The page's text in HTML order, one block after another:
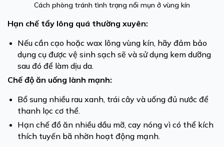
Cách phòng tránh tình trạng nổi mụn ở vùng kín
Hạn chế tẩy lông quá thường xuyên:
Nếu cần cạo hoặc wax lông vùng kín, hãy đảm bảo
dụng cụ được vệ sinh sạch sẽ và sử dụng kem dưỡng
sau đó để làm dịu da.
Chế độ ăn uống lành mạnh:
Bổ sung nhiều rau xanh, trái cây và uống đủ nước để
thanh lọc cơ thể.
Hạn chế đồ ăn nhiều dầu mỡ, cay nóng vì có thể kích
thích tuyến bã nhờn hoạt động mạnh.